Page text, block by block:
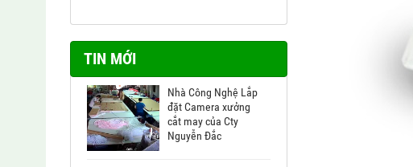
TIN MỚI
Nhà Công Nghệ Lắp
đặt Camera xưởng
cắt may của Cty
Nguyễn Đắc